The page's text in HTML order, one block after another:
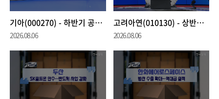
기아(000270) - 하반기 공격적 신차 스케줄 진행 중
2026.08.06
고려아연(010130) - 상반기 역대 최고 실적 달성
2026.08.06